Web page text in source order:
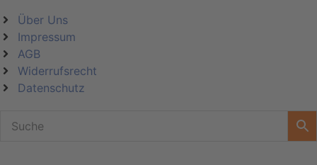
Über Uns
Impressum
AGB
Widerrufsrecht
Datenschutz